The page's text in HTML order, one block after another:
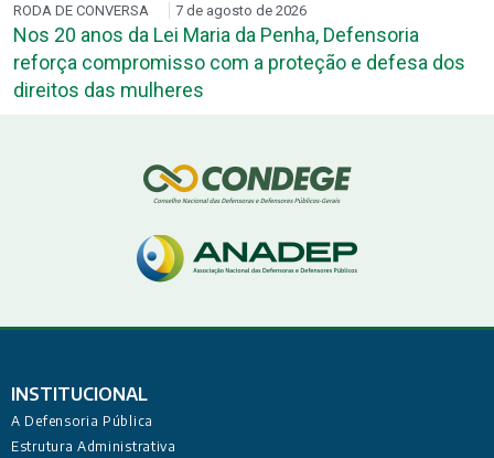
RODA DE CONVERSA 7 de agosto de 2026
Nos 20 anos da Lei Maria da Penha, Defensoria
reforça compromisso com a proteção e defesa dos
direitos das mulheres
INSTITUCIONAL
A Defensoria Pública
Estrutura Administrativa